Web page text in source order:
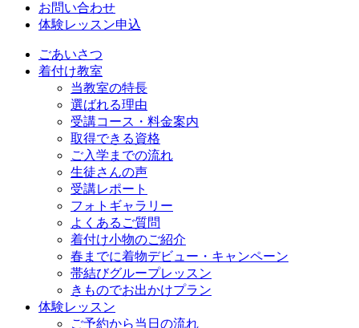
お問い合わせ
体験レッスン申込
ごあいさつ
着付け教室
当教室の特長
選ばれる理由
受講コース・料金案内
取得できる資格
ご入学までの流れ
生徒さんの声
受講レポート
フォトギャラリー
よくあるご質問
着付け小物のご紹介
春までに着物デビュー・キャンペーン
帯結びグループレッスン
きものでお出かけプラン
体験レッスン
ご予約から当日の流れ